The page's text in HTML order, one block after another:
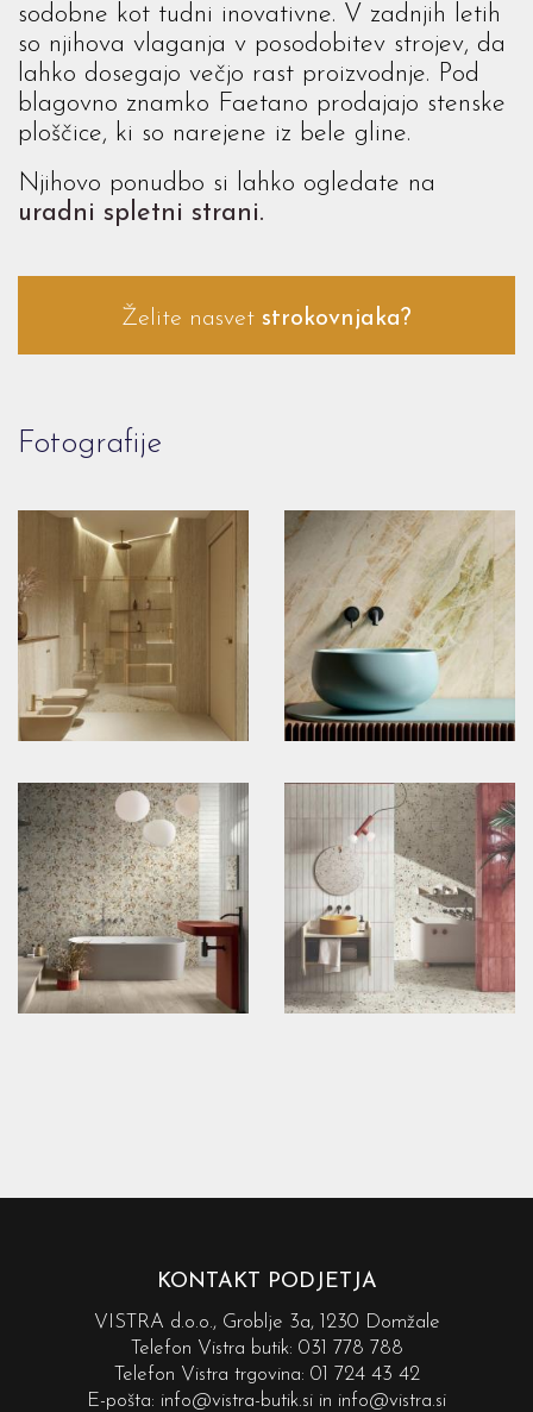
sodobne kot tudni inovativne. V zadnjih letih
so njihova vlaganja v posodobitev strojev, da
lahko dosegajo večjo rast proizvodnje. Pod
blagovno znamko Faetano prodajajo stenske
ploščice, ki so narejene iz bele gline.
Njihovo ponudbo si lahko ogledate na
uradni spletni strani.
Želite nasvet strokovnjaka?
Fotografije
KONTAKT PODJETJA
VISTRA d.o.o., Groblje 3a, 1230 Domžale
Telefon Vistra butik: 031 778 788
Telefon Vistra trgovina: 01 724 43 42
E-pošta: info@vistra-butik.si in info@vistra.si